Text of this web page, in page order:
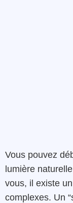
Vous pouvez
lumière
vous, il existe
complexes. Un